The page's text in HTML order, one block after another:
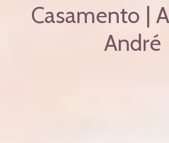
Casamento |
André